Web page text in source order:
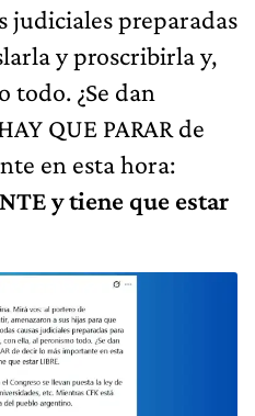
judiciales preparadas
y proscribirla y,
todo. ¿Se dan
QUE PARAR de
en esta hora:
y tiene que estar